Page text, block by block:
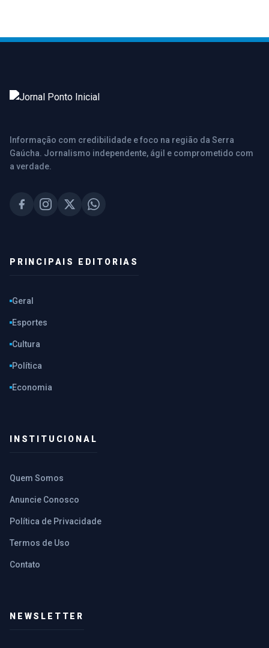
Informação com credibilidade e foco na região da Serra
Gaúcha. Jornalismo independente, ágil e comprometido com
a verdade.
PRINCIPAIS EDITORIAS
Geral
Esportes
Cultura
Política
Economia
INSTITUCIONAL
Quem Somos
Anuncie Conosco
Política de Privacidade
Termos de Uso
Contato
NEWSLETTER